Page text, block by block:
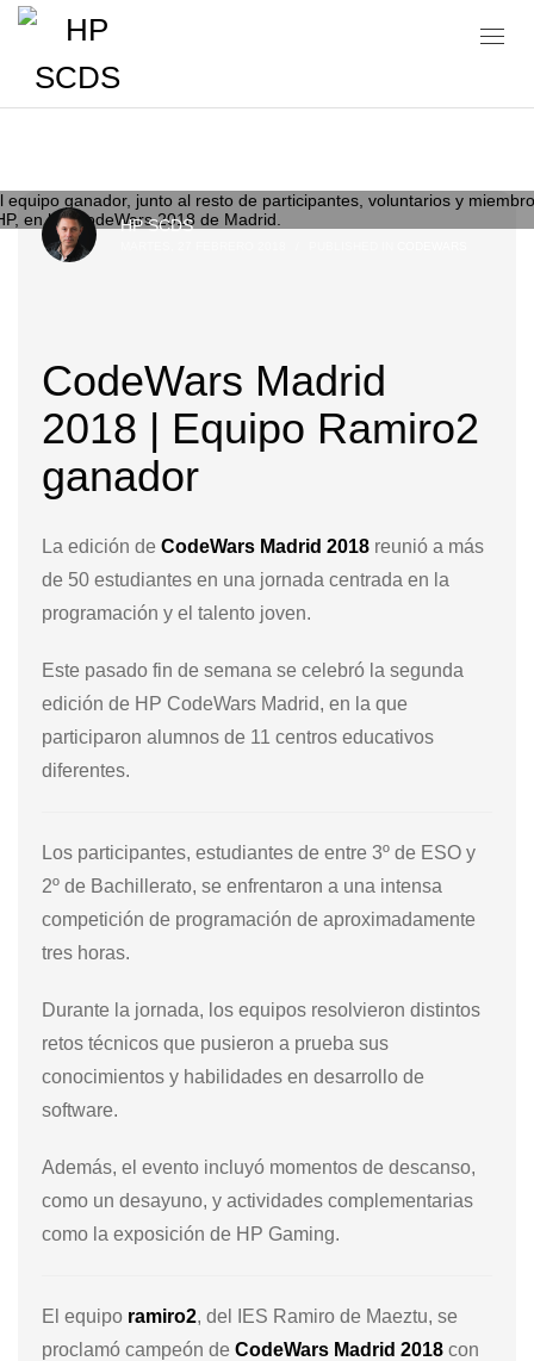
Blog
HP SCDS
CodeWars Madrid
2018 | Equipo Ramiro2
ganador
La edición de CodeWars Madrid 2018 reunió a más
de 50 estudiantes en una jornada centrada en la
programación y el talento joven.
Este pasado fin de semana se celebró la segunda
edición de HP CodeWars Madrid, en la que
participaron alumnos de 11 centros educativos
diferentes.
Los participantes, estudiantes de entre 3º de ESO y
2º de Bachillerato, se enfrentaron a una intensa
competición de programación de aproximadamente
tres horas.
Durante la jornada, los equipos resolvieron distintos
retos técnicos que pusieron a prueba sus
conocimientos y habilidades en desarrollo de
software.
Además, el evento incluyó momentos de descanso,
como un desayuno, y actividades complementarias
como la exposición de HP Gaming.
El equipo ramiro2, del IES Ramiro de Maeztu, se
proclamó campeón de CodeWars Madrid 2018 con